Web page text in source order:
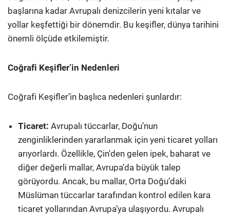
başlarına kadar Avrupalı denizcilerin yeni kıtalar ve
yollar keşfettiği bir dönemdir. Bu keşifler, dünya tarihini
önemli ölçüde etkilemiştir.
Coğrafi Keşifler’in Nedenleri
Coğrafi Keşifler’in başlıca nedenleri şunlardır:
Ticaret: Avrupalı tüccarlar, Doğu’nun
zenginliklerinden yararlanmak için yeni ticaret yolları
arıyorlardı. Özellikle, Çin’den gelen ipek, baharat ve
diğer değerli mallar, Avrupa’da büyük talep
görüyordu. Ancak, bu mallar, Orta Doğu’daki
Müslüman tüccarlar tarafından kontrol edilen kara
ticaret yollarından Avrupa’ya ulaşıyordu. Avrupalı